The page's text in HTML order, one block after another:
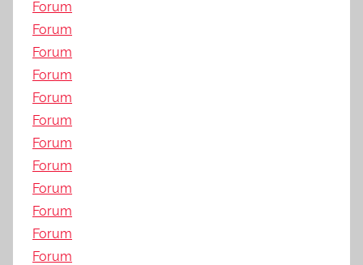
Forum
Forum
Forum
Forum
Forum
Forum
Forum
Forum
Forum
Forum
Forum
Forum